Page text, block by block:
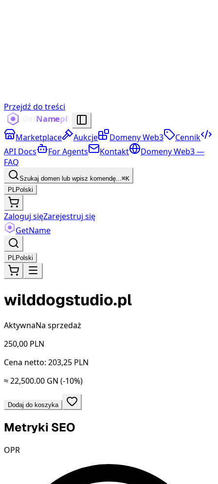
Przejdź do treści
Marketplace Aukcje Domeny Web3
Cennik
API Docs
For Agents Kontakt
Domeny Web3 —
FAQ
Szukaj domen lub wpisz komendę...⌘K
PLPolski
Zaloguj sięZarejestruj się
GetName
PLPolski
wilddogstudio.pl
AktywnaNa sprzedaż
250,00 PLN
Cena netto: 203,25 PLN
≈ 22,500.00 GN (-10%)
Dodaj do koszyka
Metryki SEO
OPR